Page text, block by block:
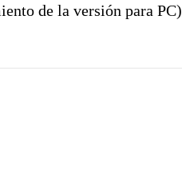
de la versión para PC)